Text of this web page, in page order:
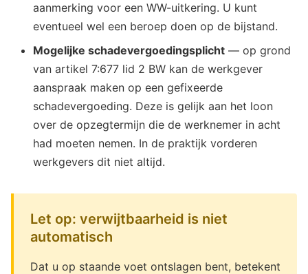
aanmerking voor een WW-uitkering. U kunt
eventueel wel een beroep doen op de bijstand.
Mogelijke schadevergoedingsplicht — op grond
van artikel 7:677 lid 2 BW kan de werkgever
aanspraak maken op een gefixeerde
schadevergoeding. Deze is gelijk aan het loon
over de opzegtermijn die de werknemer in acht
had moeten nemen. In de praktijk vorderen
werkgevers dit niet altijd.
Let op: verwijtbaarheid is niet
automatisch
Dat u op staande voet ontslagen bent, betekent